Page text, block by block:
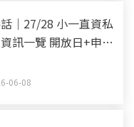
｜27/28 小一直資私
訊一覽 開放日+申請
06-08